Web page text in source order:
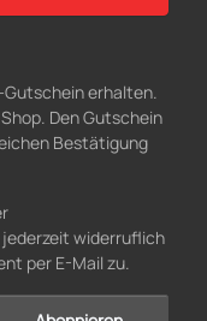
erhalten.
Den Gutschein
Bestätigung
jederzeit widerruflich
per E-Mail zu.